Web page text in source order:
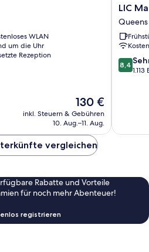
WLAN
um die Uhr
Rezeption
Der
Preis
beträgt
130 €
inkl. Steuern & Gebühren
10. Aug.–11. Aug.
LIC
View
Hotel
Queens
LIC
Queens
8.4
von
8,4
vergleichen
Rabatte und Vorteile
für noch mehr Abenteuer!
registrieren